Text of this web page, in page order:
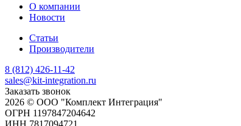
О компании
Новости
Статьи
Производители
8 (812) 426-11-42
sales@kit-integration.ru
Заказать звонок
2026 © ООО "Комплект Интеграция"
ОГРН 1197847204642
ИНН 7817094721